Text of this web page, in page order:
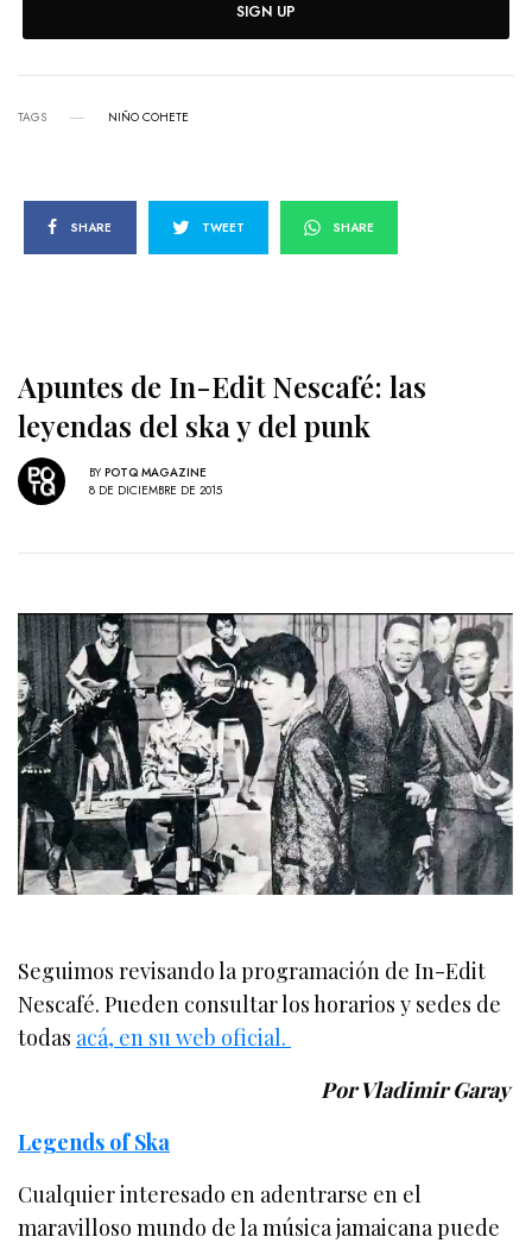
SIGN UP
TAGS NIÑO COHETE
SHARE TWEET SHARE
Apuntes de In-Edit Nescafé: las
leyendas del ska y del punk
BY POTQ MAGAZINE
8 DE DICIEMBRE DE 2015
Seguimos revisando la programación de In-Edit
Nescafé. Pueden consultar los horarios y sedes de
todas acá, en su web oficial.
Por Vladimir Garay
Legends of Ska
Cualquier interesado en adentrarse en el
maravilloso mundo de la música jamaicana puede